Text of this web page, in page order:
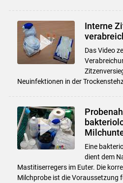
Interne
Das Video
Neuinfektionen in der
Eine
dient dem
Mastitiserregers im Euter. Die
Milchprobe ist die Voraussetzung